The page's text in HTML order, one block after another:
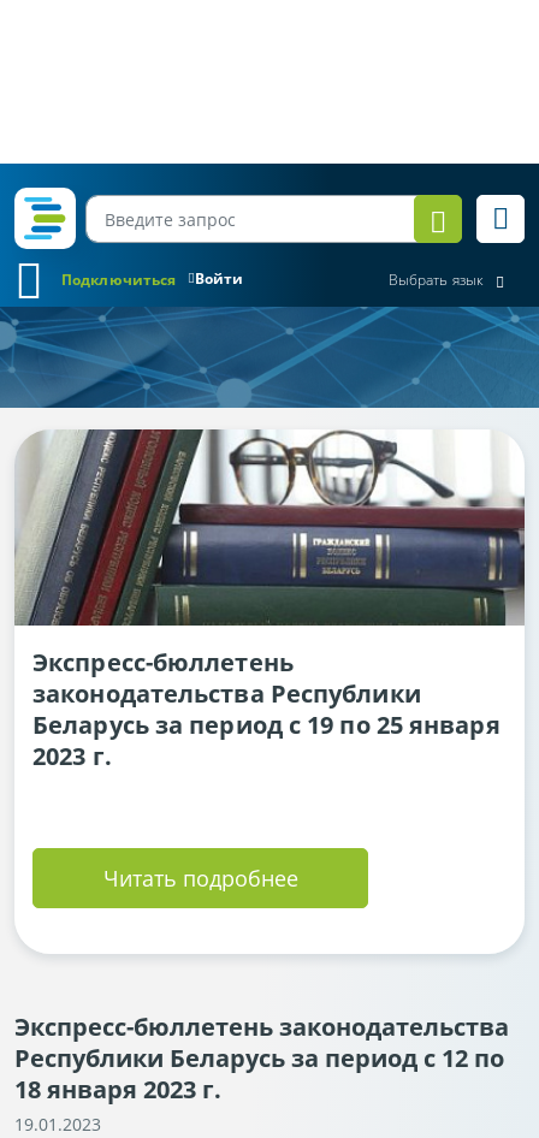
Обзор законодательства
Все месяцы
Экспресс-бюллетень
законодательства Республики
Беларусь за период с 19 по 25 января
2023 г.
Читать подробнее
Экспресс-бюллетень законодательства
Республики Беларусь за период с 12 по
18 января 2023 г.
19.01.2023